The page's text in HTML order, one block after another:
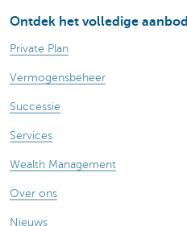
Ontdek het volledige aanbod
Private Plan
Vermogensbeheer
Successie
Services
Wealth Management
Over ons
Nieuws